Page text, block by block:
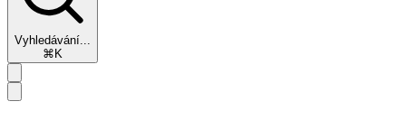
Vyhledávání...
⌘K